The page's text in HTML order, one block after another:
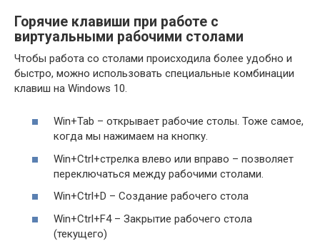
Горячие клавиши при работе с
виртуальными рабочими столами
Чтобы работа со столами происходила более удобно и
быстро, можно использовать специальные комбинации
клавиш на Windows 10.
Win+Tab – открывает рабочие столы. Тоже самое,
когда мы нажимаем на кнопку.
Win+Ctrl+стрелка влево или вправо – позволяет
переключаться между рабочими столами.
Win+Ctrl+D – Создание рабочего стола
Win+Ctrl+F4 – Закрытие рабочего стола
(текущего)